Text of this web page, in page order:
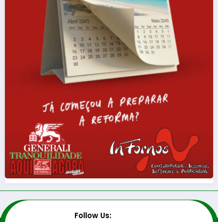
Follow Us: